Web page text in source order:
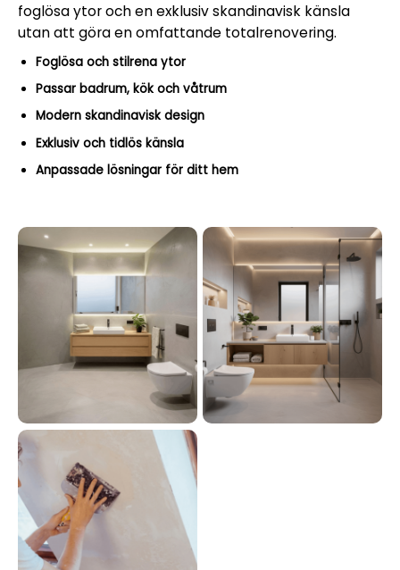
foglösa ytor och en exklusiv skandinavisk känsla
utan att göra en omfattande totalrenovering.
Foglösa och stilrena ytor
Passar badrum, kök och våtrum
Modern skandinavisk design
Exklusiv och tidlös känsla
Anpassade lösningar för ditt hem